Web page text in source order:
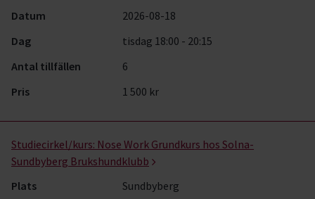
Datum
2026-08-18
Dag
tisdag 18:00 - 20:15
Antal tillfällen
6
Pris
1 500 kr
Studiecirkel/kurs: Nose Work Grundkurs hos Solna-
Sundbyberg Brukshundklubb
Plats
Sundbyberg